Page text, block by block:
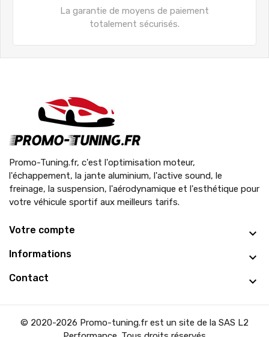
La garantie de moyens de paiement
totalement sécurisés.
Promo-Tuning.fr, c'est l'optimisation moteur,
l'échappement, la jante aluminium, l'active sound, le
freinage, la suspension, l'aérodynamique et l'esthétique pour
votre véhicule sportif aux meilleurs tarifs.
Votre compte
Informations
Contact
© 2020-2026 Promo-tuning.fr est un site de la SAS L2